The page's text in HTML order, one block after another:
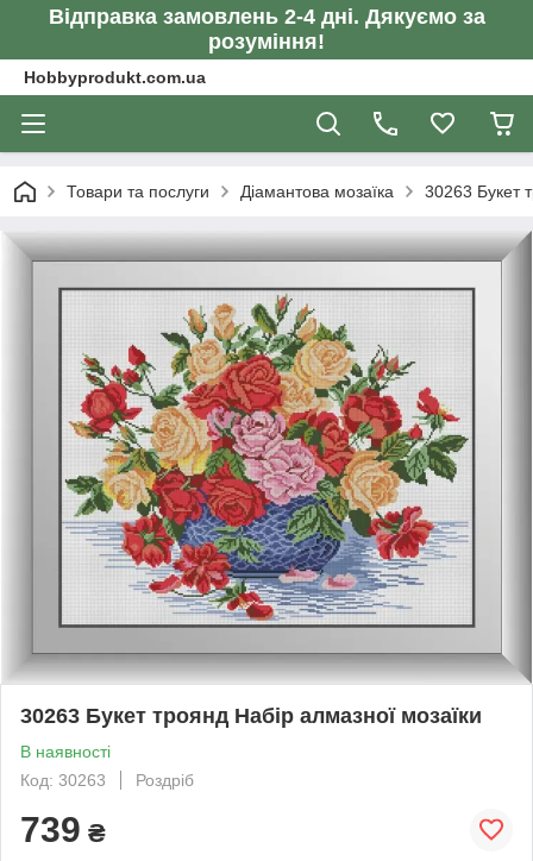
Відправка замовлень 2-4 дні. Дякуємо за
розуміння!
Hobbyprodukt.com.ua
Товари та послуги Діамантова мозаїка 30263 Букет
30263 Букет троянд Набір алмазної мозаїки
В наявності
Код: 30263
Роздріб
739 ₴